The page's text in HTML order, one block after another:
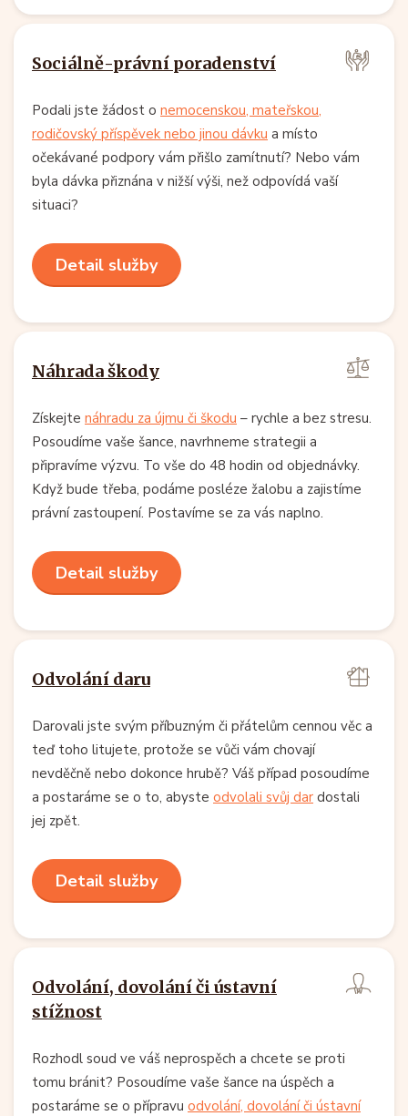
Sociálně-právní poradenství
Podali jste žádost o nemocenskou, mateřskou,
rodičovský příspěvek nebo jinou dávku a místo
očekávané podpory vám přišlo zamítnutí? Nebo vám
byla dávka přiznána v nižší výši, než odpovídá vaší
situaci?
Detail služby
Náhrada škody
Získejte náhradu za újmu či škodu – rychle a bez stresu.
Posoudíme vaše šance, navrhneme strategii a
připravíme výzvu. To vše do 48 hodin od objednávky.
Když bude třeba, podáme posléze žalobu a zajistíme
právní zastoupení. Postavíme se za vás naplno.
Detail služby
Odvolání daru
Darovali jste svým příbuzným či přátelům cennou věc a
teď toho litujete, protože se vůči vám chovají
nevděčně nebo dokonce hrubě? Váš případ posoudíme
a postaráme se o to, abyste odvolali svůj dar dostali
jej zpět.
Detail služby
Odvolání, dovolání či ústavní
stížnost
Rozhodl soud ve váš neprospěch a chcete se proti
tomu bránit? Posoudíme vaše šance na úspěch a
postaráme se o přípravu odvolání, dovolání či ústavní